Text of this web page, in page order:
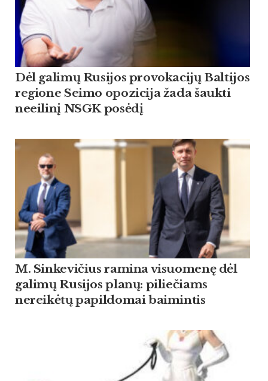
Dėl galimų Rusijos provokacijų Baltijos
regione Seimo opozicija žada šaukti
neeilinį NSGK posėdį
M. Sinkevičius ramina visuomenę dėl
galimų Rusijos planų: piliečiams
nereikėtų papildomai baimintis